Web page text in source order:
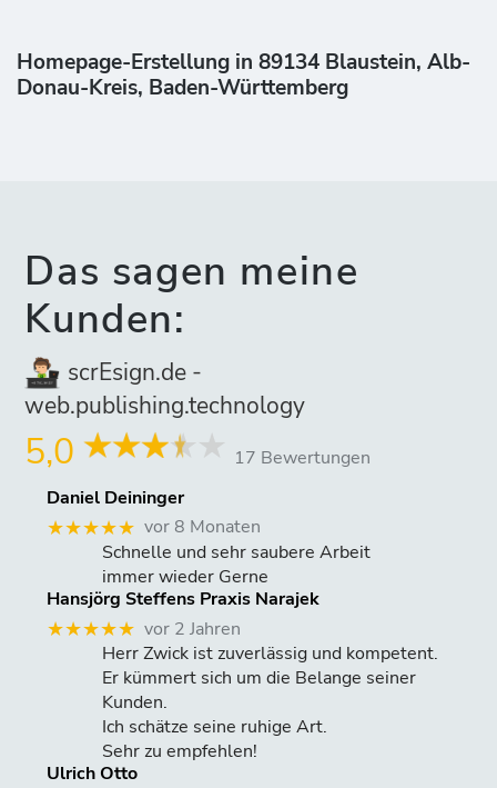
Homepage-Erstellung in 89134 Blaustein, Alb-
Donau-Kreis, Baden-Württemberg
Das sagen meine
Kunden:
scrEsign.de -
web.publishing.technology
5,0
17 Bewertungen
Daniel Deininger
★★★★★ vor 8 Monaten
Schnelle und sehr saubere Arbeit
immer wieder Gerne
Hansjörg Steffens Praxis Narajek
★★★★★ vor 2 Jahren
Herr Zwick ist zuverlässig und kompetent.
Er kümmert sich um die Belange seiner
Kunden.
Ich schätze seine ruhige Art.
Sehr zu empfehlen!
Ulrich Otto